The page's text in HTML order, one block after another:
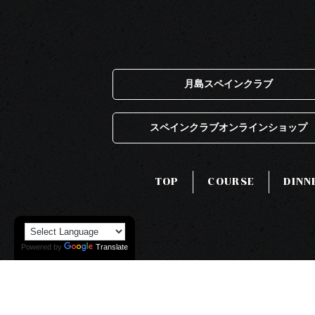
月島スペインクラブ
スペインクラブオンラインショップ
TOP COURSE
Powered by Translate